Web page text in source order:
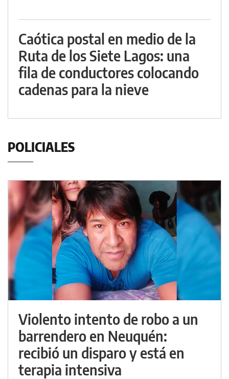
Caótica postal en medio de la
Ruta de los Siete Lagos: una
fila de conductores colocando
cadenas para la nieve
POLICIALES
Violento intento de robo a un
barrendero en Neuquén:
recibió un disparo y está en
terapia intensiva